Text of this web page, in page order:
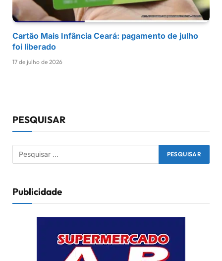
Cartão Mais Infância Ceará: pagamento de julho
foi liberado
17 de julho de 2026
PESQUISAR
Publicidade